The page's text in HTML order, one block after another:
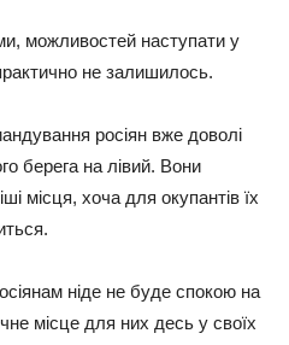
можливостей наступати у
не залишилось.
росіян вже доволі
берега на лівий. Вони
місця, хоча для окупантів їх
ніде не буде спокою на
місце для них десь у своїх